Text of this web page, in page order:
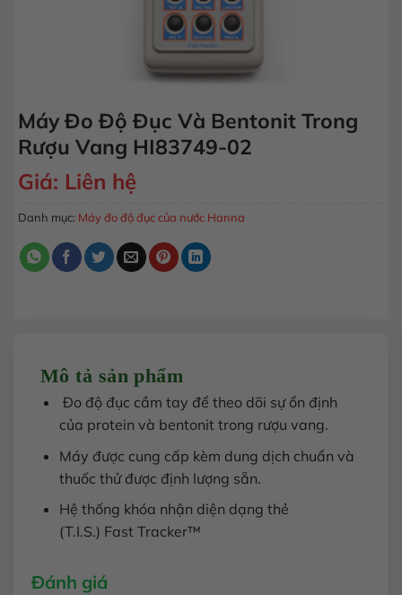
Máy Đo Độ Đục Và Bentonit Trong
Rượu Vang HI83749-02
Giá: Liên hệ
Danh mục: Máy đo độ đục của nước Hanna
Mô tả sản phẩm
Đo độ đục cầm tay để theo dõi sự ổn định
của protein và bentonit trong rượu vang.
Máy được cung cấp kèm dung dịch chuẩn và
thuốc thử được định lượng sẵn.
Hệ thống khóa nhận diện dạng thẻ
(T.I.S.) Fast Tracker™
Đánh giá